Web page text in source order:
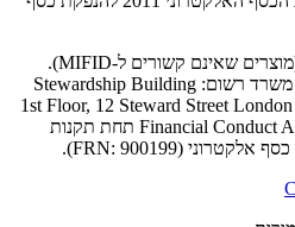
The Currency Cloud Limited (מוצרים שאינם קשורים ל-MIFID).
רשומה באנגליה מס' 06323311. משרד רשום: Stewardship Building
1st Floor, 12 Steward Street
Limited מורשית על ידי Financial Conduct Authority תחת תקנות